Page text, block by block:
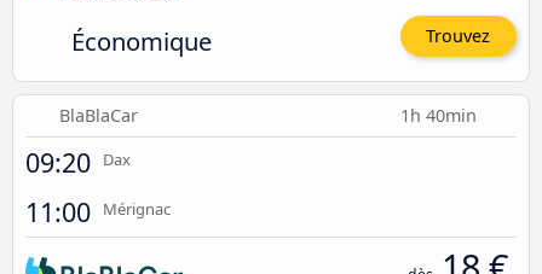
Économique Trouvez
BlaBlaCar 1h 40min
09:20 Dax
11:00 Mérignac